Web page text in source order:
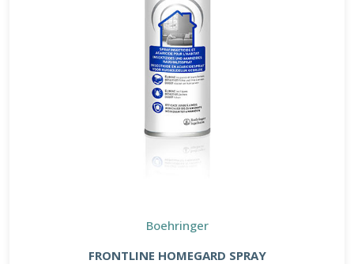
Boehringer
FRONTLINE HOMEGARD SPRAY